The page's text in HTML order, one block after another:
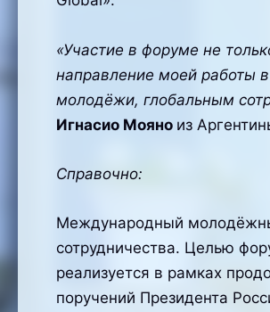
«Участие в форуме не
направление моей работы
молодёжи, глобальным
Игнасио Мояно из
Справочно:
Международный
сотрудничества. Целью
реализуется в рамках
поручений Президента